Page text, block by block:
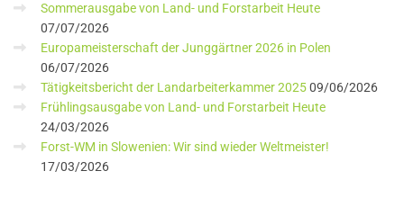
Sommerausgabe von Land- und Forstarbeit Heute
07/07/2026
Europameisterschaft der Junggärtner 2026 in Polen
06/07/2026
Tätigkeitsbericht der Landarbeiterkammer 202509/06/2026
Frühlingsausgabe von Land- und Forstarbeit Heute
24/03/2026
Forst-WM in Slowenien: Wir sind wieder Weltmeister!
17/03/2026